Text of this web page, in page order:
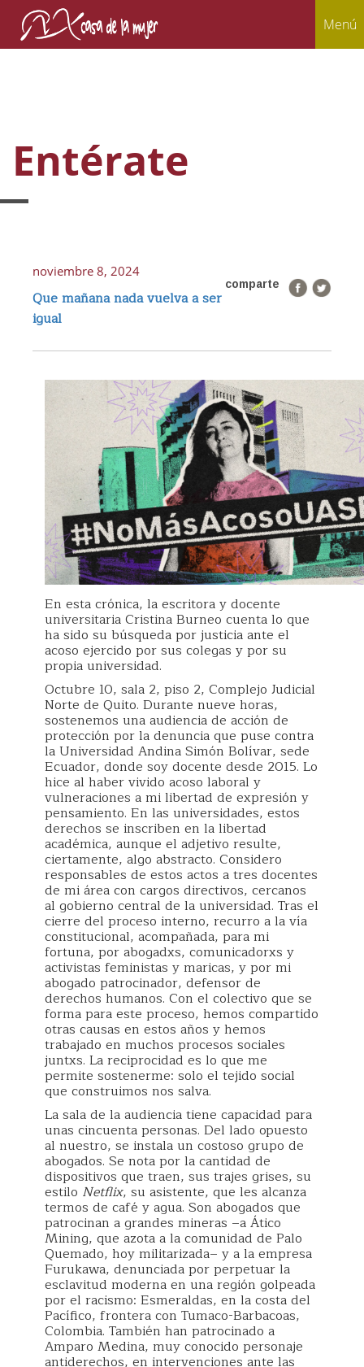
Menú
Entérate
noviembre 8, 2024
comparte
Que mañana nada vuelva a ser
igual
En esta crónica, la escritora y docente
universitaria Cristina Burneo cuenta lo que
ha sido su búsqueda por justicia ante el
acoso ejercido por sus colegas y por su
propia universidad.
Octubre 10, sala 2, piso 2, Complejo Judicial
Norte de Quito. Durante nueve horas,
sostenemos una audiencia de acción de
protección por la denuncia que puse contra
la Universidad Andina Simón Bolívar, sede
Ecuador, donde soy docente desde 2015. Lo
hice al haber vivido acoso laboral y
vulneraciones a mi libertad de expresión y
pensamiento. En las universidades, estos
derechos se inscriben en la libertad
académica, aunque el adjetivo resulte,
ciertamente, algo abstracto. Considero
responsables de estos actos a tres docentes
de mi área con cargos directivos, cercanos
al gobierno central de la universidad. Tras el
cierre del proceso interno, recurro a la vía
constitucional, acompañada, para mi
fortuna, por abogadxs, comunicadorxs y
activistas feministas y maricas, y por mi
abogado patrocinador, defensor de
derechos humanos. Con el colectivo que se
forma para este proceso, hemos compartido
otras causas en estos años y hemos
trabajado en muchos procesos sociales
juntxs. La reciprocidad es lo que me
permite sostenerme: solo el tejido social
que construimos nos salva.
La sala de la audiencia tiene capacidad para
unas cincuenta personas. Del lado opuesto
al nuestro, se instala un costoso grupo de
abogados. Se nota por la cantidad de
dispositivos que traen, sus trajes grises, su
estilo Netflix, su asistente, que les alcanza
termos de café y agua. Son abogados que
patrocinan a grandes mineras –a Ático
Mining, que azota a la comunidad de Palo
Quemado, hoy militarizada– y a la empresa
Furukawa, denunciada por perpetuar la
esclavitud moderna en una región golpeada
por el racismo: Esmeraldas, en la costa del
Pacífico, frontera con Tumaco-Barbacoas,
Colombia. También han patrocinado a
Amparo Medina, muy conocido personaje
antiderechos, en intervenciones ante las